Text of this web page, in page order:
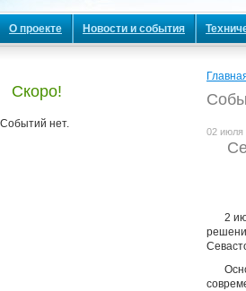
О проекте Новости и события
Скоро!
Событий нет.
02 июля
2